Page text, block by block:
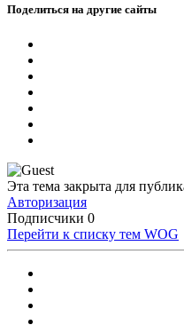
Поделиться на другие сайты
Эта тема закрыта для
Авторизация
Подписчики 0
Перейти к списку тем WOG